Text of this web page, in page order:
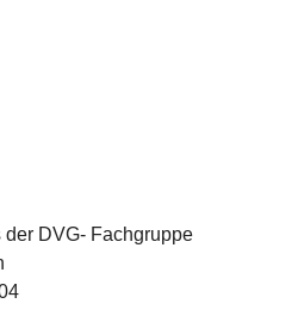
DVG- Fachgruppe